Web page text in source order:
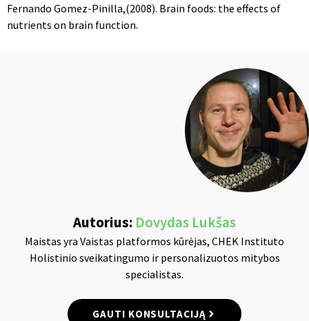
Fernando Gomez-Pinilla,(2008). Brain foods: the effects of
nutrients on brain function.
Autorius: Dovydas Lukšas
Maistas yra Vaistas platformos kūrėjas, CHEK Instituto
Holistinio sveikatingumo ir personalizuotos mitybos
specialistas.
GAUTI KONSULTACIJĄ